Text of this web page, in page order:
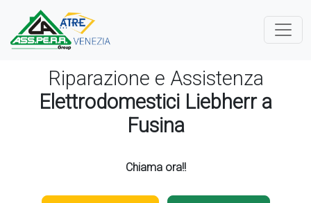
Riparazione e Assistenza
Elettrodomestici Liebherr a
Fusina
Chiama ora!!